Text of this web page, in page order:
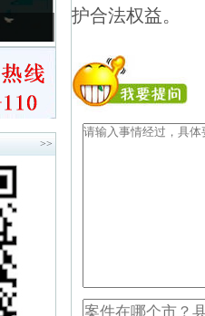
>>
护合法权益。